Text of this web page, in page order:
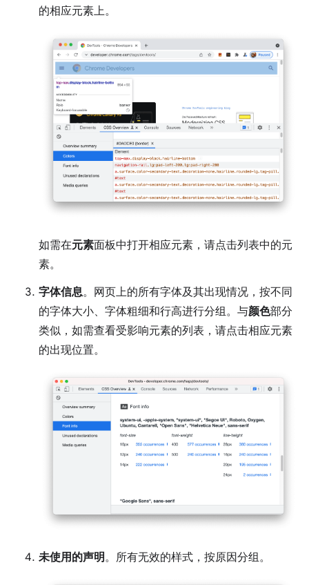
的相应元素上。
如需在元素面板中打开相应元素，请点击列表中的元
素。
字体信息。网页上的所有字体及其出现情况，按不同
的字体大小、字体粗细和行高进行分组。与颜色部分
类似，如需查看受影响元素的列表，请点击相应元素
的出现位置。
未使用的声明。所有无效的样式，按原因分组。